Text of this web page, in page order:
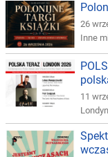
26
Inne
11
Londyn